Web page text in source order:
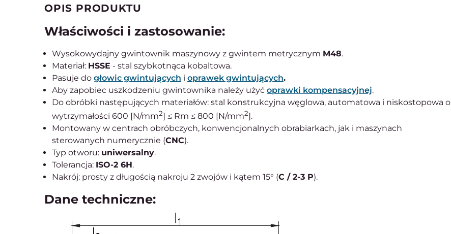
OPIS PRODUKTU
Właściwości i zastosowanie:
Wysokowydajny gwintownik maszynowy z gwintem metrycznym M48.
Materiał: HSSE - stal szybkotnąca kobaltowa.
Pasuje do głowic gwintujących i oprawek gwintujących.
Aby zapobiec uszkodzeniu gwintownika należy użyć oprawki kompensacyjnej.
Do obróbki następujących materiałów: stal konstrukcyjna węglowa, automatowa i niskostopowa o
wytrzymałości 600 [N/mm2] ≤ Rm ≤ 800 [N/mm2].
Montowany w centrach obróbczych, konwencjonalnych obrabiarkach, jak i maszynach
sterowanych numerycznie (CNC).
Typ otworu: uniwersalny.
Tolerancja: ISO-2 6H.
Nakrój: prosty z długością nakroju 2 zwojów i kątem 15° (C / 2-3 P).
Dane techniczne: